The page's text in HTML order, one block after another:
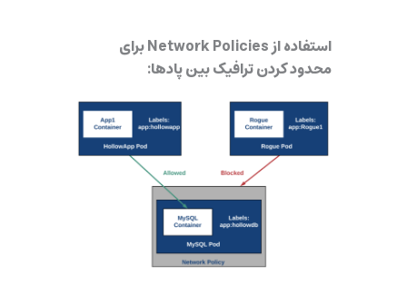
استفاده از Network Policies برای
محدود کردن ترافیک بین پادها: